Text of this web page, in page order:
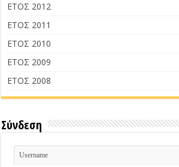
ΕΤΟΣ 2012
ΕΤΟΣ 2011
ΕΤΟΣ 2010
ΕΤΟΣ 2009
ΕΤΟΣ 2008
Σύνδεση